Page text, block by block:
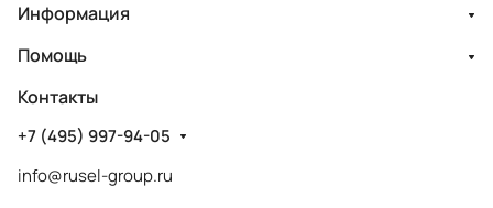
Информация
Помощь
Контакты
+7 (495) 997-94-05
info@rusel-group.ru